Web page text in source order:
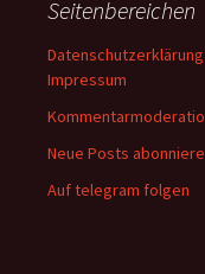
Seitenbereichen
Impressum
Neue Posts
Auf telegram folgen